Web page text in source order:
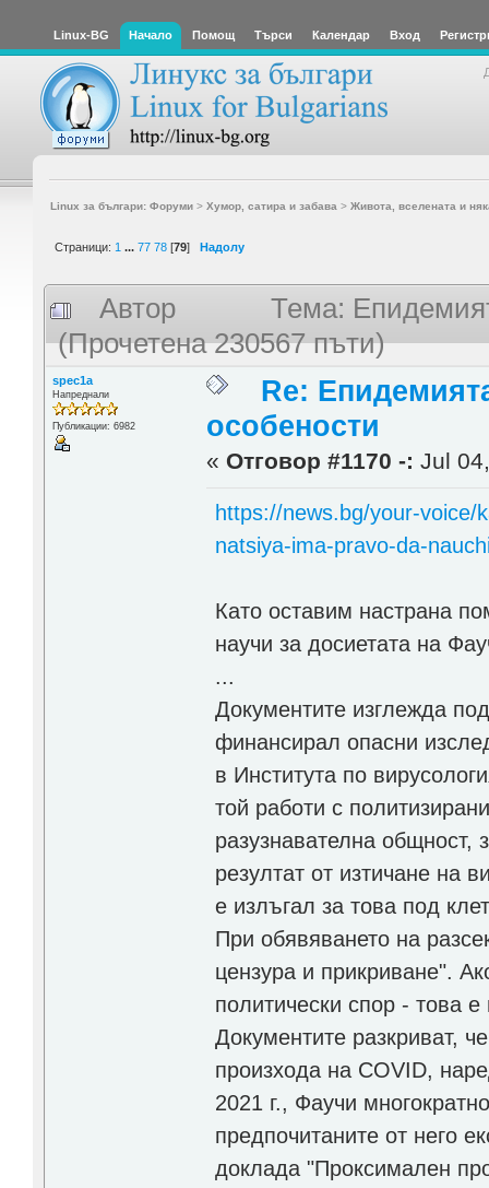
Linux-BG Начало Помощ Търси Календар Вход
Linux за българи: Форуми> Хумор, сатира и забава > Живота, вселената и
Страници: 1 ... 77 78 [79] Надолу
Автор
Тема:
(Прочетена 230567 пъти)
spec1a
Напреднали
Публикации: 6982
Re:
особености
« Отговор #1170 -: Jul
https://news.bg/your-voice/
natsiya-ima-pravo-da-
Като оставим настрана
научи за досиетата на
...
Документите изглежда
финансирал опасни
в Института по
той работи с
разузнавателна общност,
резултат от изтичане на
е излъгал за това под
При обявяването на
цензура и прикриване".
политически спор - това
Документите разкриват,
произхода на COVID,
2021 г., Фаучи
предпочитаните от него
доклада "Проксимален